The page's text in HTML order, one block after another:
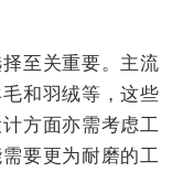
至关重要。主流
和羽绒等，这些
方面亦需考虑工
要更为耐磨的工